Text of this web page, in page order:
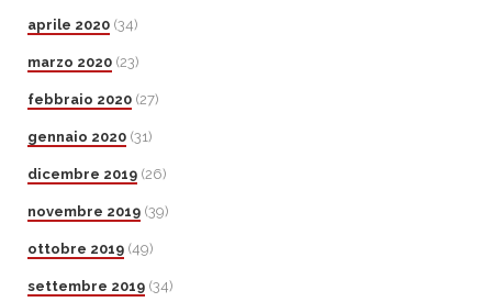
aprile 2020 (34)
marzo 2020 (23)
febbraio 2020 (27)
gennaio 2020 (31)
dicembre 2019 (26)
novembre 2019 (39)
ottobre 2019 (49)
settembre 2019 (34)